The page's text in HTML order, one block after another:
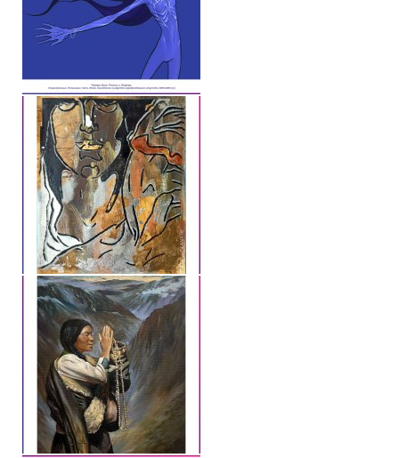
МЕЖДУНАРОДНЫЙ ЦЕНТР ТЕОСОФИИ
ШКОЛА ТЕОСОФИИ
О школе Теософии
Открытая школа теософии
Фотоматериалы
Видео
ГОВОРЯТ ТЕОСОФЫ. Рубрика «Вопрос-Ответ»
Книги
Семинары
Плейлист "Международный научно-исследовательский
Плейлист "«Тайная Доктрина» Класс онлайн изучения"
Плейлист "Выпуски рубрики «ТЕОСОФСКИЙ КВИЗИ»"